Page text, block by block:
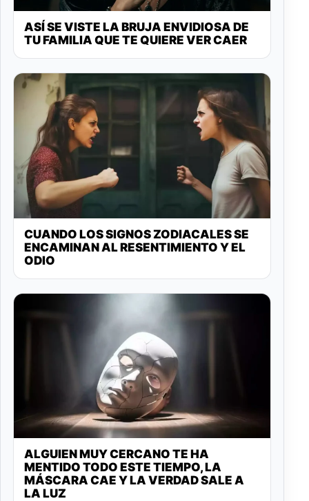
ASÍ SE VISTE LA BRUJA ENVIDIOSA DE
TU FAMILIA QUE TE QUIERE VER CAER
CUANDO LOS SIGNOS ZODIACALES SE
ENCAMINAN AL RESENTIMIENTO Y EL
ODIO
ALGUIEN MUY CERCANO TE HA
MENTIDO TODO ESTE TIEMPO, LA
MÁSCARA CAE Y LA VERDAD SALE A
LA LUZ